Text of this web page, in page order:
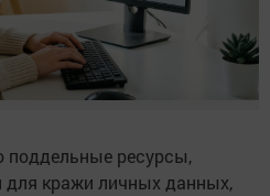
ресурсы,
кражи личных данных,